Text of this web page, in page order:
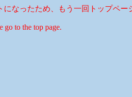
になったため、もう一回トップペー
go to the top page.